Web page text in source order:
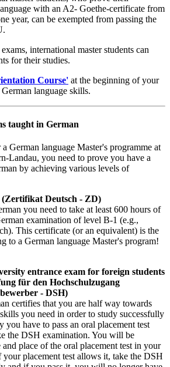
with an A2- Goethe-certificate from
year, can be exempted from passing the
international master students can
for their studies.
Course' at the beginning of your
language skills.
taught in German
German language Master's programme at
Landau, you need to prove you have a
by achieving various levels of
Deutsch - ZD)
you need to take at least 600 hours of
examination of level B-1 (e.g.,
This certificate (or an equivalent) is the
to a German language Master's program!
entrance exam for foreign students
für den Hochschulzugang
- DSH)
certifies that you are half way towards
you need in order to study successfully
have to pass an oral placement test
the DSH examination. You will be
place of the oral placement test in your
placement test allows it, take the DSH